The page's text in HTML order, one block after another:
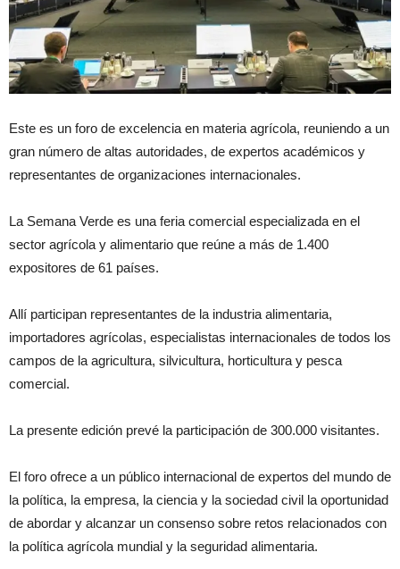
Este es un foro de excelencia en materia agrícola, reuniendo a un
gran número de altas autoridades, de expertos académicos y
representantes de organizaciones internacionales.
La Semana Verde es una feria comercial especializada en el
sector agrícola y alimentario que reúne a más de 1.400
expositores de 61 países.
Allí participan representantes de la industria alimentaria,
importadores agrícolas, especialistas internacionales de todos los
campos de la agricultura, silvicultura, horticultura y pesca
comercial.
La presente edición prevé la participación de 300.000 visitantes.
El foro ofrece a un público internacional de expertos del mundo de
la política, la empresa, la ciencia y la sociedad civil la oportunidad
de abordar y alcanzar un consenso sobre retos relacionados con
la política agrícola mundial y la seguridad alimentaria.